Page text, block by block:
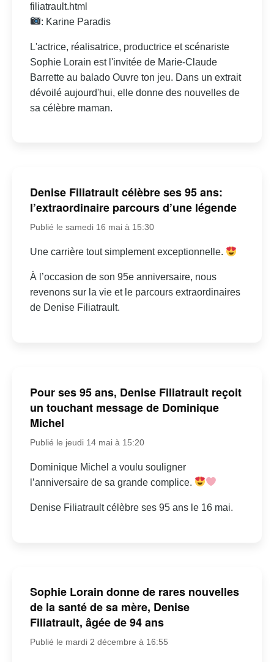
filiatrault.html
: Karine Paradis
L'actrice, réalisatrice, productrice et scénariste
Sophie Lorain est l'invitée de Marie-Claude
Barrette au balado Ouvre ton jeu. Dans un extrait
dévoilé aujourd'hui, elle donne des nouvelles de
sa célèbre maman.
Denise Filiatrault célèbre ses 95 ans:
l’extraordinaire parcours d’une légende
Publié le samedi 16 mai à 15:30
Une carrière tout simplement exceptionnelle.
À l’occasion de son 95e anniversaire, nous
revenons sur la vie et le parcours extraordinaires
de Denise Filiatrault.
Pour ses 95 ans, Denise Filiatrault reçoit
un touchant message de Dominique
Michel
Publié le jeudi 14 mai à 15:20
Dominique Michel a voulu souligner
l’anniversaire de sa grande complice.
Denise Filiatrault célèbre ses 95 ans le 16 mai.
Sophie Lorain donne de rares nouvelles
de la santé de sa mère, Denise
Filiatrault, âgée de 94 ans
Publié le mardi 2 décembre à 16:55